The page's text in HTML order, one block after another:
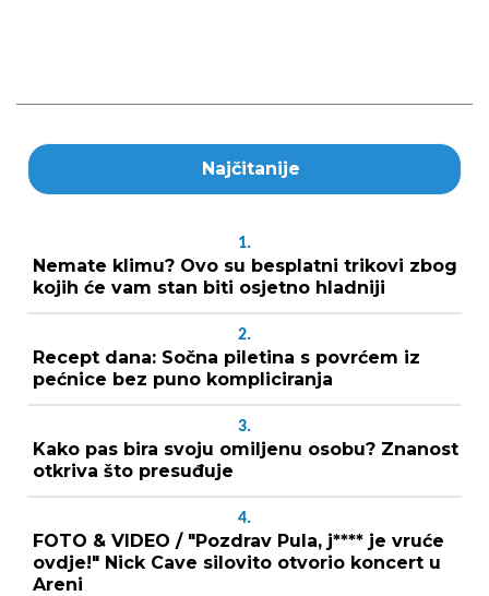
Najčitanije
1.
Nemate klimu? Ovo su besplatni trikovi zbog
kojih će vam stan biti osjetno hladniji
2.
Recept dana: Sočna piletina s povrćem iz
pećnice bez puno kompliciranja
3.
Kako pas bira svoju omiljenu osobu? Znanost
otkriva što presuđuje
4.
FOTO & VIDEO / "Pozdrav Pula, j**** je vruće
ovdje!" Nick Cave silovito otvorio koncert u
Areni